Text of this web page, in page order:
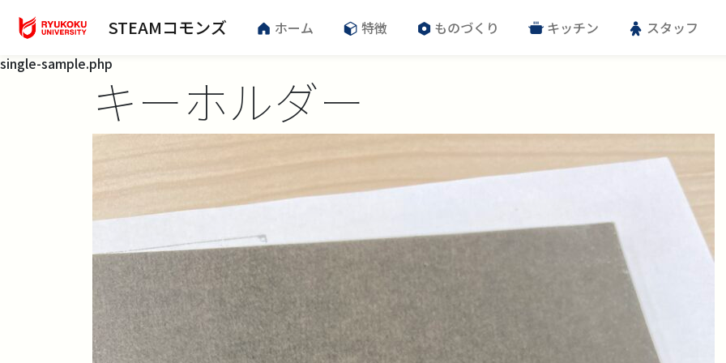
STEAMコモンズ ホーム 特徴 ものづくり キッチン スタッフ
single-sample.php
キーホルダー